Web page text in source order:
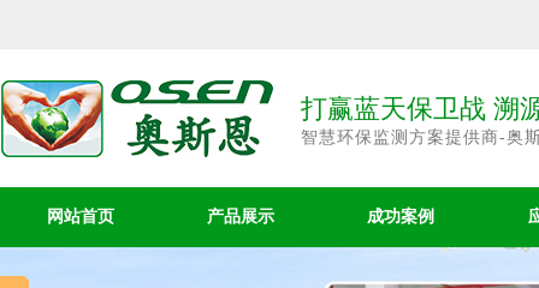
打赢蓝天保卫战 溯
智慧环保监测方案提供商-奥
网站首页 产品展示 成功案例